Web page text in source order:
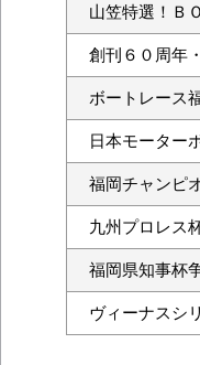
山笠特選！Ｂ
創刊６０周年
ボートレース
日本モーター
福岡チャンピ
九州プロレス
福岡県知事杯
ヴィーナスシ